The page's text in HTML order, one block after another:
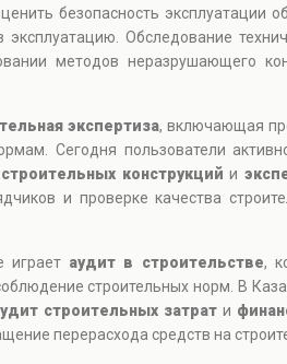
безопасность эксплуатации
Обследование
методов неразрушающего
экспертиза, включающая
Сегодня пользователи
конструкций и
и проверке качества
играет аудит в строительстве,
строительных норм. В
строительных затрат и
перерасхода средств на